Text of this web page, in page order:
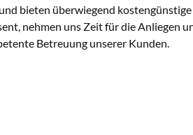
bieten überwiegend
nehmen uns Zeit für die Anliegen
Betreuung unserer Kunden.